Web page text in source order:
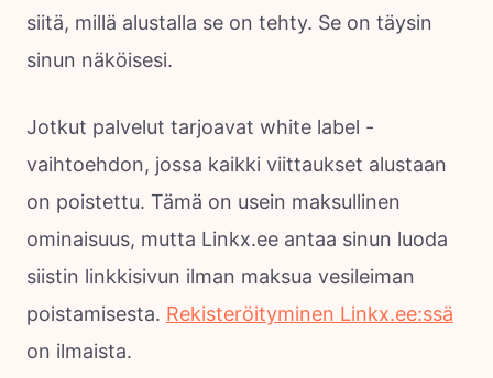
siitä, millä alustalla se on tehty. Se on täysin
sinun näköisesi.
Jotkut palvelut tarjoavat white label -
vaihtoehdon, jossa kaikki viittaukset alustaan
on poistettu. Tämä on usein maksullinen
ominaisuus, mutta Linkx.ee antaa sinun luoda
siistin linkkisivun ilman maksua vesileiman
poistamisesta. Rekisteröityminen Linkx.ee:ssä
on ilmaista.